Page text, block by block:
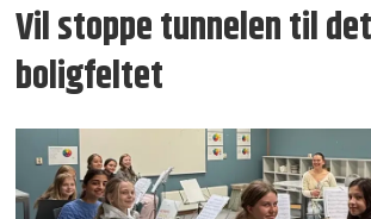
Vil stoppe tunnelen til
boligfeltet